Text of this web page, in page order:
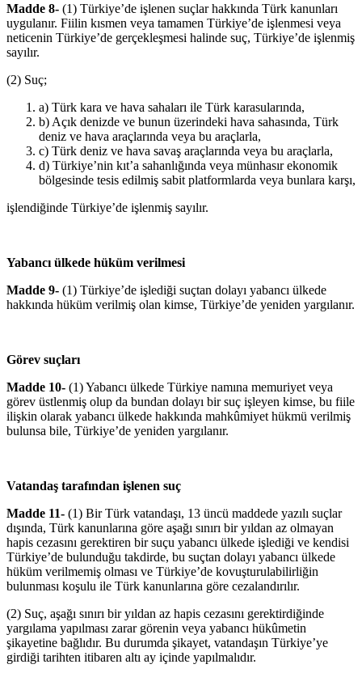
Madde 8- (1) Türkiye’de işlenen suçlar hakkında Türk kanunları
uygulanır. Fiilin kısmen veya tamamen Türkiye’de işlenmesi veya
neticenin Türkiye’de gerçekleşmesi halinde suç, Türkiye’de işlenmiş
sayılır.
(2) Suç;
a) Türk kara ve hava sahaları ile Türk karasularında,
b) Açık denizde ve bunun üzerindeki hava sahasında, Türk
deniz ve hava araçlarında veya bu araçlarla,
c) Türk deniz ve hava savaş araçlarında veya bu araçlarla,
d) Türkiye’nin kıt’a sahanlığında veya münhasır ekonomik
bölgesinde tesis edilmiş sabit platformlarda veya bunlara karşı,
işlendiğinde Türkiye’de işlenmiş sayılır.
Yabancı ülkede hüküm verilmesi
Madde 9- (1) Türkiye’de işlediği suçtan dolayı yabancı ülkede
hakkında hüküm verilmiş olan kimse, Türkiye’de yeniden yargılanır.
Görev suçları
Madde 10- (1) Yabancı ülkede Türkiye namına memuriyet veya
görev üstlenmiş olup da bundan dolayı bir suç işleyen kimse, bu fiile
ilişkin olarak yabancı ülkede hakkında mahkûmiyet hükmü verilmiş
bulunsa bile, Türkiye’de yeniden yargılanır.
Vatandaş tarafından işlenen suç
Madde 11- (1) Bir Türk vatandaşı, 13 üncü maddede yazılı suçlar
dışında, Türk kanunlarına göre aşağı sınırı bir yıldan az olmayan
hapis cezasını gerektiren bir suçu yabancı ülkede işlediği ve kendisi
Türkiye’de bulunduğu takdirde, bu suçtan dolayı yabancı ülkede
hüküm verilmemiş olması ve Türkiye’de kovuşturulabilirliğin
bulunması koşulu ile Türk kanunlarına göre cezalandırılır.
(2) Suç, aşağı sınırı bir yıldan az hapis cezasını gerektirdiğinde
yargılama yapılması zarar görenin veya yabancı hükûmetin
şikayetine bağlıdır. Bu durumda şikayet, vatandaşın Türkiye’ye
girdiği tarihten itibaren altı ay içinde yapılmalıdır.